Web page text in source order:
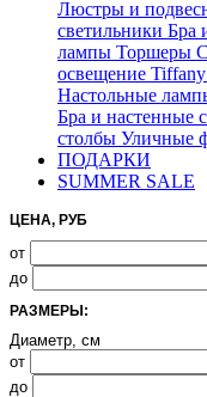
Люстры и
светильники Бра
лампы Торшеры
освещение
Настольные
Бра и настенные
столбы Уличные
ПОДАРКИ
SUMMER SALE
ЦЕНА, РУБ
от
до
РАЗМЕРЫ:
Диаметр, см
от
до